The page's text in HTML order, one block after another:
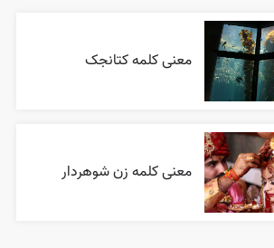
معنی کلمه کتانجک
معنی کلمه زن شوهردار